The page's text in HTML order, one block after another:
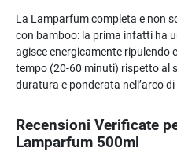
La Lamparfum completa e non
con bamboo: la prima infatti ha
agisce energicamente ripulendo
tempo (20-60 minuti) rispetto al
duratura e ponderata nell’arco di
Recensioni Verificate
Lamparfum 500ml